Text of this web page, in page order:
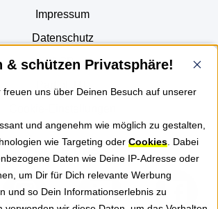
& schützen Privatsphäre!
freuen uns über Deinen Besuch auf unserer
und angenehm wie möglich zu gestalten,
wie Targeting oder Cookies . Dabei
Daten wie Deine IP-Adresse oder
um Dir für Dich relevante Werbung
und so Dein Informationserlebnis zu
Impressum
Datenschutz
AGB
FOLGE UNS